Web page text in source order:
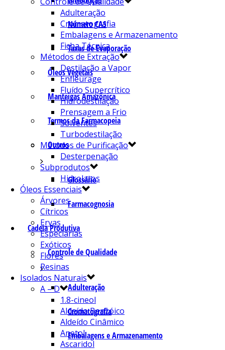
Número CAS
Taxas de Evaporação
Óleos Vegetais
Manteigas Amazônica
Termos da Farmacopeia
Outros
Glossário
Farmacognosia
Cadeia Produtiva
Controle de Qualidade
Adulteração
Cromatografia
Embalagens e Armazenamento
Adulteração
Cromatografia
Embalagens e Armazenamento
Ficha Técnica
Métodos de Extração
Destilação a Vapor
Enfleurage
Fluído Supercrítico
Hidrodestilação
Prensagem a Frio
Solventes
Turbodestilação
Métodos de Purificação
Desterpenação
Subprodutos
Hidrolatos
Óleos Essenciais
Árvores
Cítricos
Ervas
Especiarias
Exóticos
Flores
Resinas
Isolados Naturais
A – D
1.8-cineol
Aldeído Benzóico
Aldeído Cinâmico
Anetol
Ascaridol